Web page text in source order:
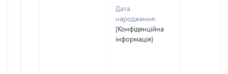
Дата
народження:
[Конфіденційна
інформація]